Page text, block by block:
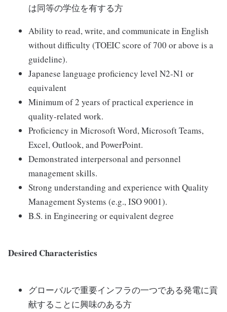
は同等の学位を有する方
Ability to read, write, and communicate in English
without difficulty (TOEIC score of 700 or above is a
guideline).
Japanese language proficiency level N2-N1 or
equivalent
Minimum of 2 years of practical experience in
quality-related work.
Proficiency in Microsoft Word, Microsoft Teams,
Excel, Outlook, and PowerPoint.
Demonstrated interpersonal and personnel
management skills.
Strong understanding and experience with Quality
Management Systems (e.g., ISO 9001).
B.S. in Engineering or equivalent degree
Desired Characteristics
グローバルで重要インフラの一つである発電に貢
献することに興味のある方